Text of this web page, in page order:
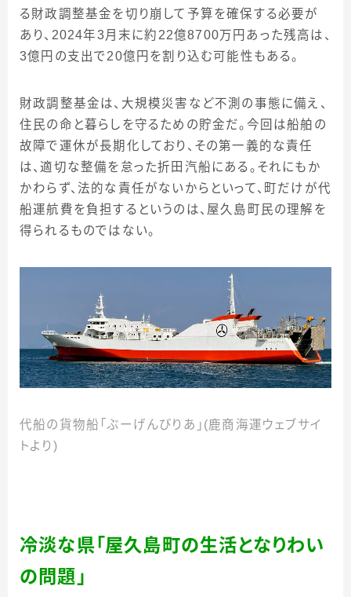
る財政調整基金を切り崩して予算を確保する必要が
あり、2024年3月末に約22億8700万円あった残高は、
3億円の支出で20億円を割り込む可能性もある。
財政調整基金は、大規模災害など不測の事態に備え、
住民の命と暮らしを守るための貯金だ。今回は船舶の
故障で運休が長期化しており、その第一義的な責任
は、適切な整備を怠った折田汽船にある。それにもか
かわらず、法的な責任がないからといって、町だけが代
船運航費を負担するというのは、屋久島町民の理解を
得られるものではない。
代船の貨物船「ぶーげんびりあ」(鹿商海運ウェブサイ
トより)
冷淡な県「屋久島町の生活となりわい
の問題」